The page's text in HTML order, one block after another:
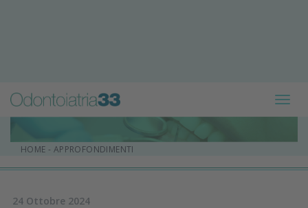
HOME - APPROFONDIMENTI
24 Ottobre 2024